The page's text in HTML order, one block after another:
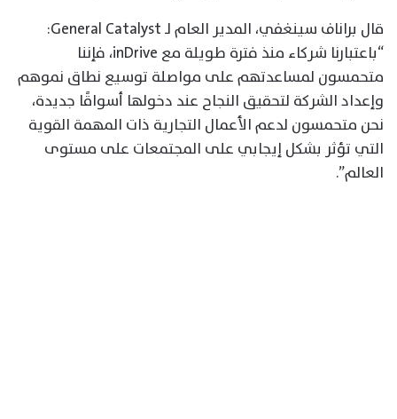
قال براناف سينغفي، المدير العام لـ General Catalyst:
“باعتبارنا شركاء منذ فترة طويلة مع inDrive، فإننا
متحمسون لمساعدتهم على مواصلة توسيع نطاق نموهم
وإعداد الشركة لتحقيق النجاح عند دخولها أسواقًا جديدة،
نحن متحمسون لدعم الأعمال التجارية ذات المهمة القوية
التي تؤثر بشكل إيجابي على المجتمعات على مستوى
العالم”.